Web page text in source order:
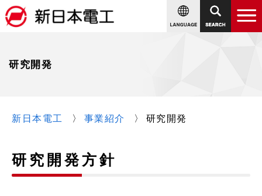
研究開発
新日本電工 事業紹介 研究開発
研究開発方針